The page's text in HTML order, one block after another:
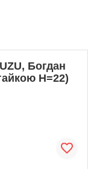
Богдан
Н=22)